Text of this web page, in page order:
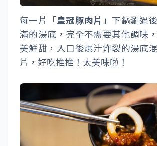
每一片「皇冠豚肉片 」下鍋涮過
滿的湯底，完全不需要其他調味
美鮮甜，入口後爆汁炸裂的湯底
片，好吃推推！太美味啦！